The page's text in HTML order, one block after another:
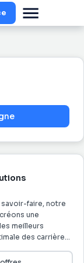
savoir-faire, notre
une
meilleurs
des carrières.
savoir-être